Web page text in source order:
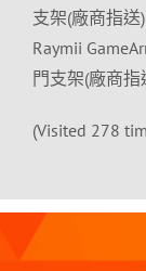
支架(廠商指送
Raymii
門支架(廠商指
(Visited 278